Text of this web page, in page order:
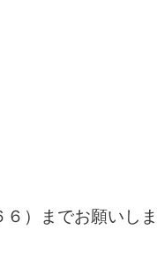
６）までお願いし